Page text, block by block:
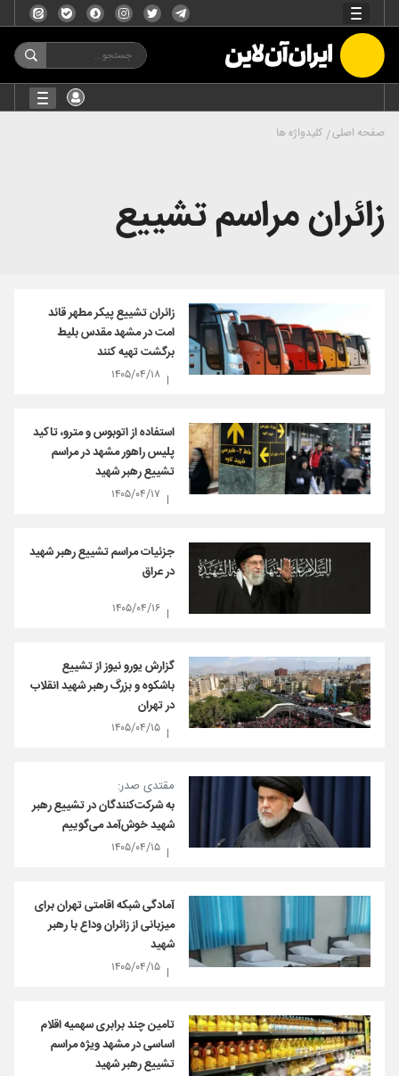
صفحه اصلی کلیدواژه ها
زائران مراسم تشییع
زائران تشییع پیکر مطهر قائد
امت در مشهد مقدس بلیط
برگشت تهیه کنند
۱۴۰۵/۰۴/۱۸
استفاده از اتوبوس و مترو، تاکید
پلیس راهور مشهد در مراسم
تشییع رهبر شهید
۱۴۰۵/۰۴/۱۷
جزئیات مراسم تشییع رهبر شهید
در عراق
۱۴۰۵/۰۴/۱۶
گزارش یورو نیوز از تشییع
باشکوه و بزرگ رهبر شهید انقلاب
در تهران
۱۴۰۵/۰۴/۱۵
مقتدی صدر:
به شرکت‌کنندگان در تشییع رهبر
شهید خوش‌آمد می‌گوییم
۱۴۰۵/۰۴/۱۵
آمادگی شبکه اقامتی تهران برای
میزبانی از زائران وداع با رهبر
شهید
۱۴۰۵/۰۴/۱۵
تامین چند برابری سهمیه اقلام
اساسی در مشهد ویژه مراسم
تشییع رهبر شهید